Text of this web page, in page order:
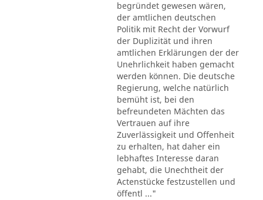
begründet gewesen wären,
der amtlichen deutschen
Politik mit Recht der Vorwurf
der Duplizität und ihren
amtlichen Erklärungen der der
Unehrlichkeit haben gemacht
werden können. Die deutsche
Regierung, welche natürlich
bemüht ist, bei den
befreundeten Mächten das
Vertrauen auf ihre
Zuverlässigkeit und Offenheit
zu erhalten, hat daher ein
lebhaftes Interesse daran
gehabt, die Unechtheit der
Actenstücke festzustellen und
öffentl ..."